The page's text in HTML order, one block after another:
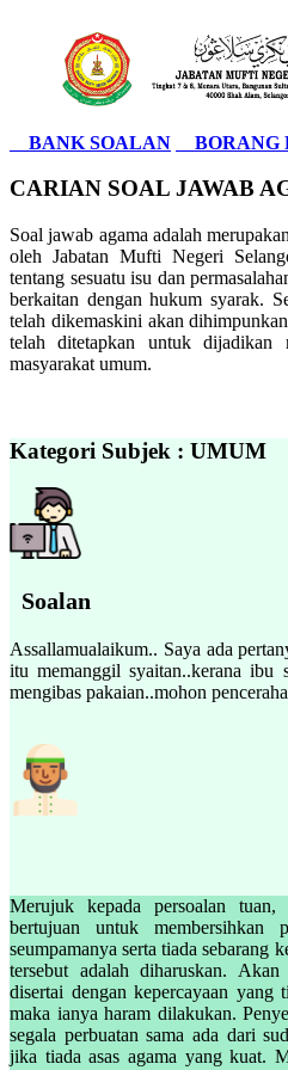
BANK SOALAN BORANG
CARIAN SOAL JAWAB
Soal jawab agama adalah
oleh Jabatan Mufti Negeri
tentang sesuatu isu dan
berkaitan dengan hukum syarak.
telah dikemaskini akan
telah ditetapkan untuk dijadikan
masyarakat umum.
Kategori Subjek : UMUM
Soalan
Assallamualaikum.. Saya ada
itu memanggil syaitan..kerana ibu
mengibas pakaian..mohon
Merujuk kepada persoalan
bertujuan untuk membersihkan
seumpamanya serta tiada sebarang
tersebut adalah diharuskan.
disertai dengan kepercayaan yang
maka ianya haram dilakukan.
segala perbuatan sama ada dari
jika tiada asas agama yang kuat.